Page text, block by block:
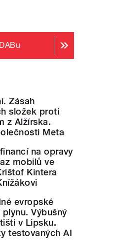
Zásah
složek proti
z Alžírska.
Meta
na opravy
mobilů ve
Kintera
evropské
Výbušný
v Lipsku.
testovaných AI